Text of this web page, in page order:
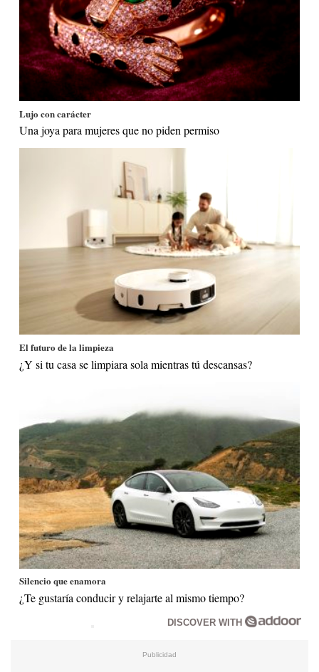
Lujo con carácter
Una joya para mujeres que no piden permiso
El futuro de la limpieza
¿Y si tu casa se limpiara sola mientras tú descansas?
Silencio que enamora
¿Te gustaría conducir y relajarte al mismo tiempo?
DISCOVER WITH